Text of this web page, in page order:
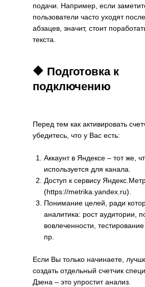
подачи. Например, если
пользователи часто уходят
абзацев, значит, стоит
текста.
🔶 Подготовка к
подключению
Перед тем как активировать
убедитесь, что у Вас есть:
Аккаунт в Яндексе – тот же,
используется для канала.
Доступ к сервису
(https://metrika.yandex.ru).
Понимание целей, ради
аналитика: рост аудитории,
вовлеченности,
пр.
Если Вы только начинаете,
создать отдельный счетчик
Дзена – это упростит анализ.